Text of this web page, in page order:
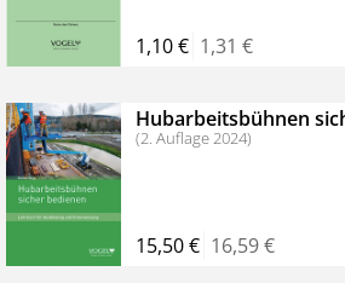
1,10 € 1,31 €
Hubarbeitsbühnen
(2. Auflage 2024)
15,50 € 16,59 €